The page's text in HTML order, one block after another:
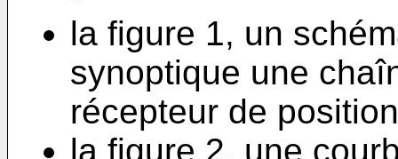
la figure 1, un
synoptique une
récepteur de
la figure 2, une